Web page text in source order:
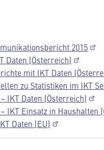
2015
Daten (Österreich)
mit IKT Daten
zu Statistiken im IKT
IKT Daten (Österreich)
IKT Einsatz in Haushalten
Daten (EU)